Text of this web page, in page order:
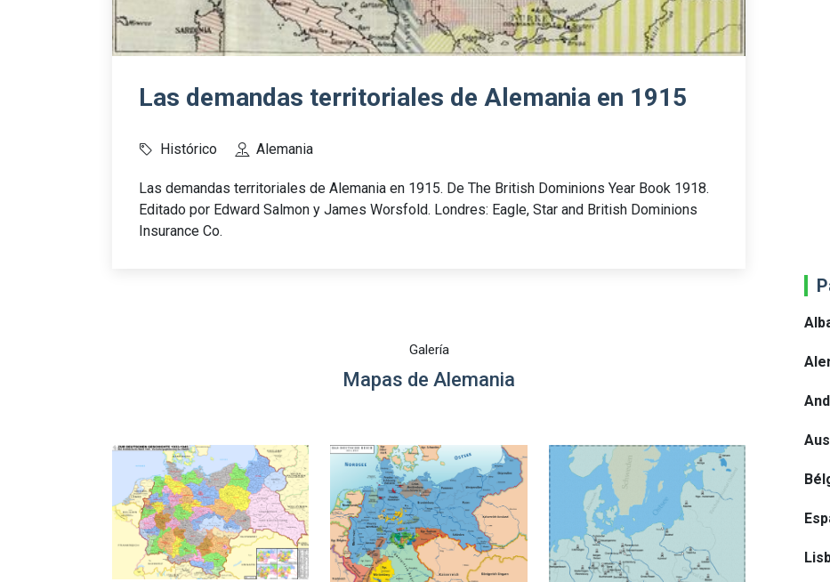
Las demandas territoriales de Alemania en 1915
Histórico Alemania
Las demandas territoriales de Alemania en 1915. De The British Dominions Year Book 1918.
Editado por Edward Salmon y James Worsfold. Londres: Eagle, Star and British Dominions
Insurance Co.
Galería
Mapas de Alemania